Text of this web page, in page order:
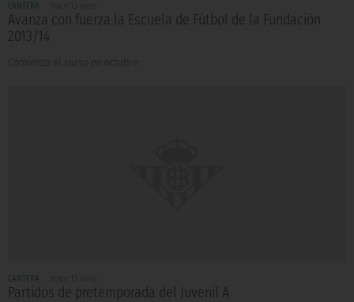
CANTERA
Avanza con fuerza la Escuela de Fútbol de la Fundación
2013/14
Comienza el curso en octubre
CANTERA
Partidos de pretemporada del Juvenil A